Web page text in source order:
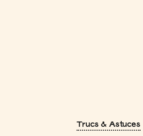
Trucs & Astuces